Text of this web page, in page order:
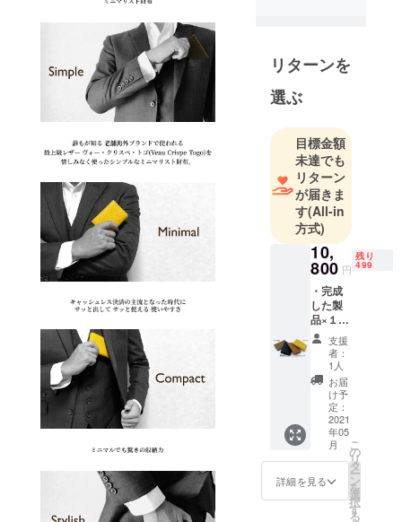
リターンを
選ぶ
目標金額
未達でも
リターン
が届きま
す(All-in
方式)
10,
800 円
残り
499
・完成
した製
品×１点
超早割
一般販
売予定
価格
18000
（税・
送料
込）の
とこ
ろ、支
援者様
限定
支援
者：
1人
お届
け予
定：
2021
年05
月
詳細を見る
こ
の
リ
タ
ー
ン
を
選
択
す
る